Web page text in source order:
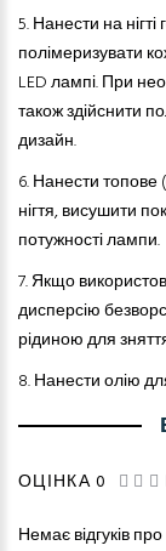
5.Нанести на
полімеризувати
LED лампі. При
також здійснити
дизайн.
6.Нанести топове
нігтя, висушити
потужності лампи.
7.Якщо
дисперсію
рідиною для
8.Нанести олію
ОЦІНКА 0
Немає відгуків